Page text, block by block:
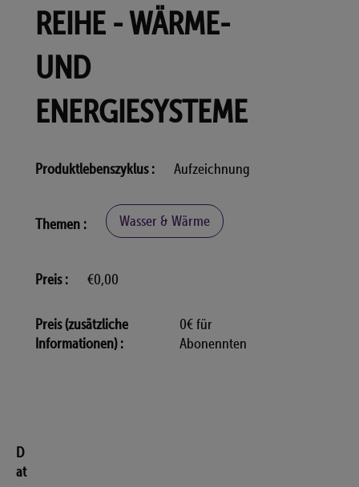
REIHE - WÄRME-
UND
ENERGIESYSTEME
Produktlebenszyklus Aufzeichnung
Themen Wasser & Wärme
Preis €0,00
Preis (zusätzliche
Informationen)
0€ für
Abonennten
D
at